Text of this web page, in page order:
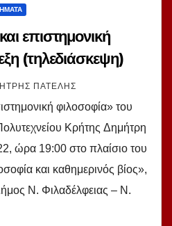
επιστημονική
(τηλεδιάσκεψη)
7.2.2022, ώρα
ΠΑΤΈΛΗΣ
φιλοσοφία» του
Κρήτης Δημήτρη
ώρα 19:00 στο πλαίσιο του
και καθημερινός βίος»,
Ν. Φιλαδέλφειας – Ν.